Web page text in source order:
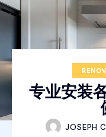
专业安装
JOSEPH